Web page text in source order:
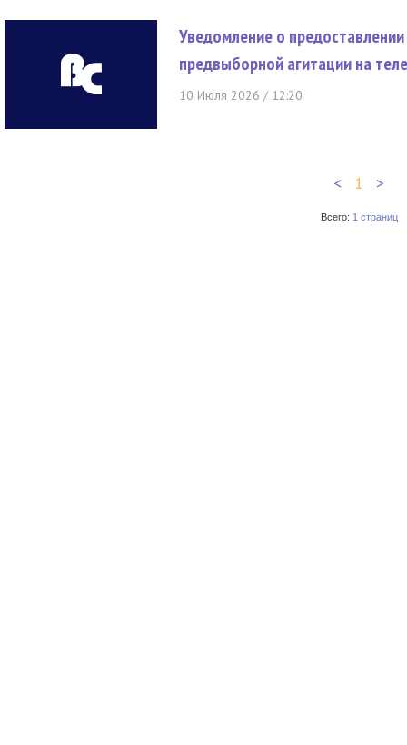
Уведомление о
предвыборной агитации на
10 Июля 2026 / 12:20
< 1 >
Всего: 1 страниц